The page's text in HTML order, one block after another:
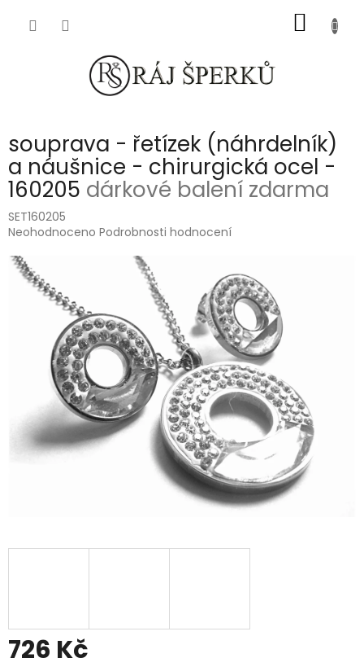
KOŠÍK
souprava - řetízek (náhrdelník)
a náušnice - chirurgická ocel -
160205 dárkové balení zdarma
SET160205
Průměrné
produktu
hvězdiček.
Neohodnoceno Podrobnosti hodnocení
726 Kč